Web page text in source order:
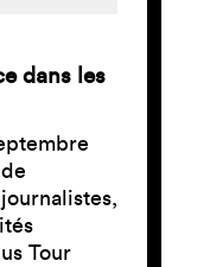
dans les
Tour